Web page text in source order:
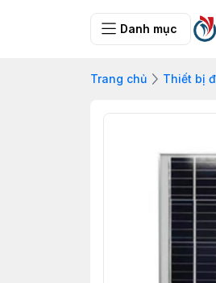
Danh mục
Trang chủ Thiết bị